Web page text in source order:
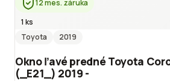
12 mes. záruka
1 ks
Toyota
2019
Okno ľavé predné Toyota
(_E21_) 2019 -